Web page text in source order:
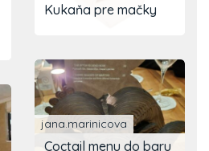
Kukaňa pre mačky
jana.marinicova
Coctail menu do baru